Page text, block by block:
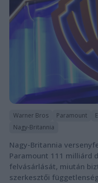
Warner Bros Paramount
Nagy-Britannia
Nagy-Britannia
Paramount 111 milliárd
felvásárlását, miután
szerkesztői